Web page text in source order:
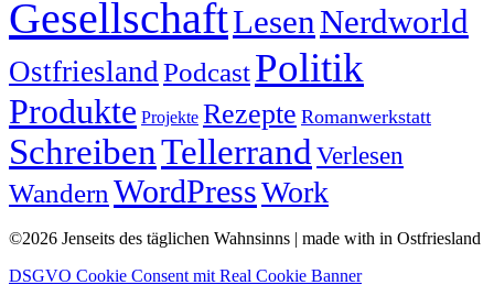
GesellschaftLesen Nerdworld
Ostfriesland PodcastPolitik
Produkte Projekte Rezepte Romanwerkstatt
SchreibenTellerrand Verlesen
Wandern WordPressWork
©2026 Jenseits des täglichen Wahnsinns | made with in Ostfriesland
DSGVO Cookie Consent mit Real Cookie Banner